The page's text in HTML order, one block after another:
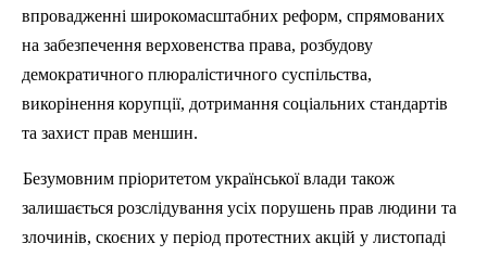
впровадженні широкомасштабних реформ, спрямованих
на забезпечення верховенства права, розбудову
демократичного плюралістичного суспільства,
викорінення корупції, дотримання соціальних стандартів
та захист прав меншин.
Безумовним пріоритетом української влади також
залишається розслідування усіх порушень прав людини та
злочинів, скоєних у період протестних акцій у листопаді